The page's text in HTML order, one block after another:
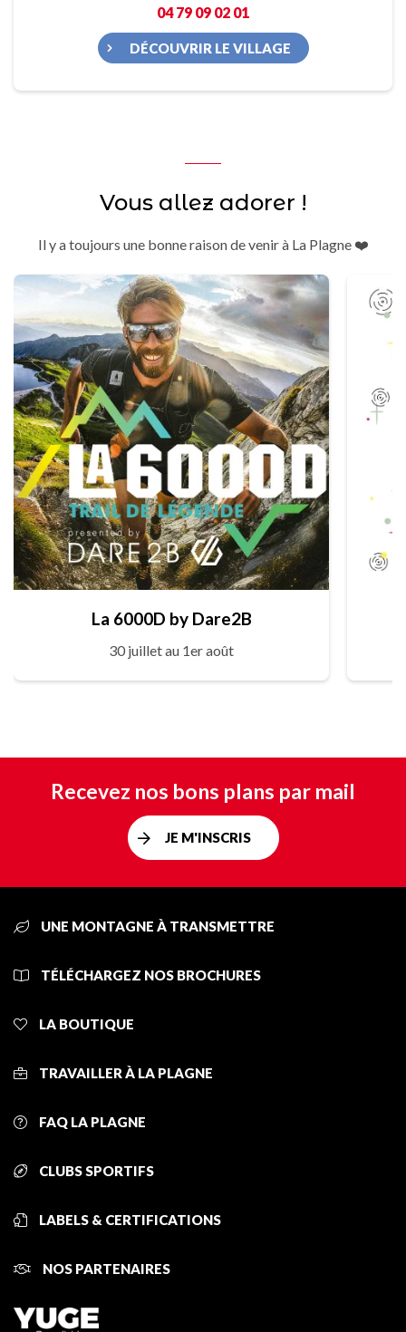
04 79 09 02 01
DÉCOUVRIR LE VILLAGE
Vous allez adorer !
Il y a toujours une bonne raison de venir à La Plagne ❤️
La 6000D by Dare2B
30 juillet au 1er août
Recevez nos bons plans par mail
JE M'INSCRIS
UNE MONTAGNE À TRANSMETTRE
TÉLÉCHARGEZ NOS BROCHURES
LA BOUTIQUE
TRAVAILLER À LA PLAGNE
FAQ LA PLAGNE
CLUBS SPORTIFS
LABELS & CERTIFICATIONS
NOS PARTENAIRES